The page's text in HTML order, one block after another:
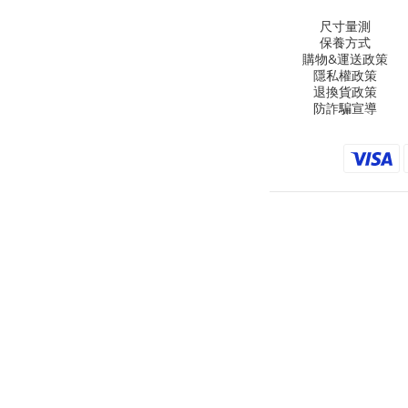
尺寸量測
保養方式
購物&運送政策
隱私權政策
退換貨政策
防詐騙宣導